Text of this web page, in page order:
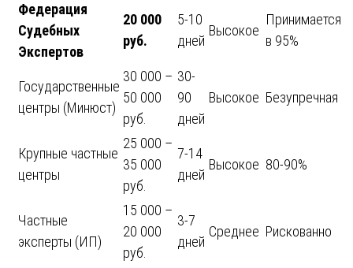
Федерация
Судебных
Экспертов
20 000
руб.
5-10
дней
Высокое
Принимается
в 95%
Государственные
центры (Минюст)
30 000 –
50 000
руб.
30-
90
дней
Высокое Безупречная
Крупные частные
центры
25 000 –
35 000
руб.
7-14
дней
Высокое 80-90%
Частные
эксперты (ИП)
15 000 –
20 000
руб.
3-7
дней
Среднее Рискованно